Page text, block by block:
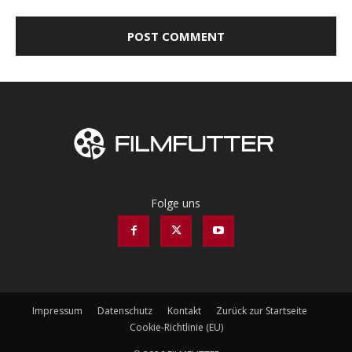
Folge uns
Impressum Datenschutz Kontakt
Zurück zur Startseite
Cookie-Richtlinie (EU)